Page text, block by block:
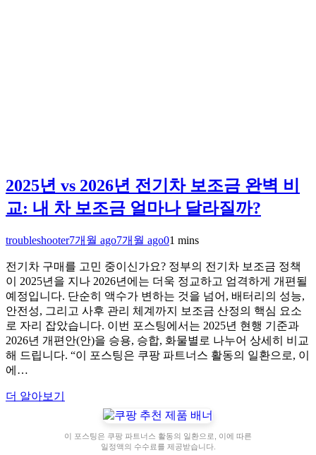
2025년 vs 2026년 전기차 보조금 완벽 비
교: 내 차 보조금 얼마나 달라질까?
troubleshooter7개월 ago7개월 ago01 mins
전기차 구매를 고민 중이신가요? 정부의 전기차 보조금 정책
이 2025년을 지나 2026년에는 더욱 정교하고 엄격하게 개편될
예정입니다. 단순히 액수가 변하는 것을 넘어, 배터리의 성능,
안전성, 그리고 사후 관리 체계까지 보조금 산정의 핵심 요소
로 자리 잡았습니다. 이번 포스팅에서는 2025년 현행 기준과
2026년 개편안(안)을 승용, 승합, 화물별로 나누어 상세히 비교
해 드립니다. “이 포스팅은 쿠팡 파트너스 활동의 일환으로, 이
에…
더 알아보기
이 포스팅은 쿠팡 파트너스 활동의 일환으로, 이에 따른
일정액의 수수료를 제공받습니다.